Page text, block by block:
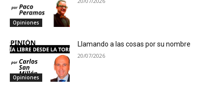
Opiniones
Opiniones
Llamando a las cosas por su nombre
20/07/2026